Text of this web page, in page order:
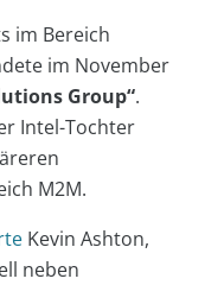
im Bereich
im November
Group“.
Intel-Tochter
M2M.
Kevin Ashton,
neben